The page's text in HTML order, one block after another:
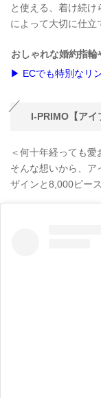
と使える、着け続
によって大切に仕
おしゃれな婚約指
▶ ECでも特別なリ
I-PRIMO【アイ
＜何十年経っても
そんな想いから、
ザインと8,000ピー